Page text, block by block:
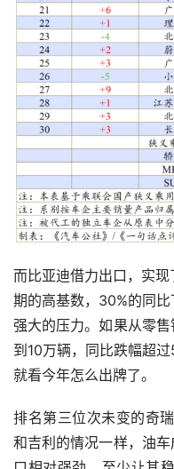
而比亚迪借力出口，实
期的高基数，30%的同
强大的压力。如果从零
到10万辆，同比跌幅超
就看今年怎么出牌了。
排名第三位次未变的奇
和吉利的情况一样，油